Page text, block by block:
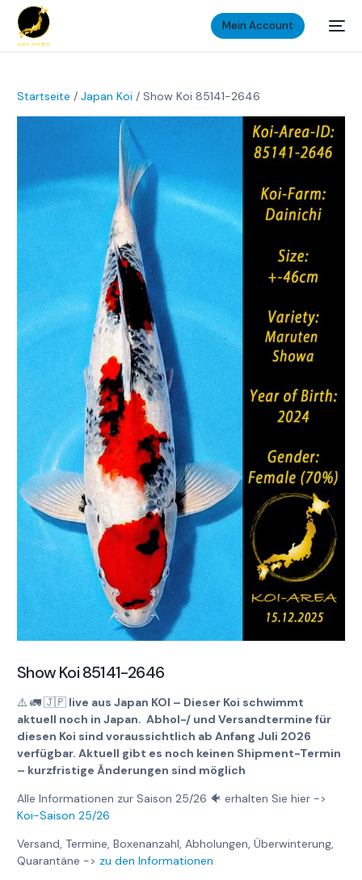
Mein Account
Startseite /Japan Koi / Show Koi 85141-2646
Show Koi 85141-2646
⚠️ 🚛🇯🇵 live aus Japan KOI – Dieser Koi schwimmt
aktuell noch in Japan. Abhol-/ und Versandtermine für
diesen Koi sind voraussichtlich ab Anfang Juli 2026
verfügbar. Aktuell gibt es noch keinen Shipment-Termin
– kurzfristige Änderungen sind möglich
Alle Informationen zur Saison 25/26 🐠 erhalten Sie hier ->
Koi-Saison 25/26
Versand, Termine, Boxenanzahl, Abholungen, Überwinterung,
Quarantäne -> zu den Informationen